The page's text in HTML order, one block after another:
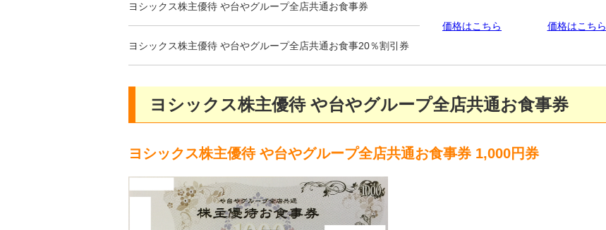
ヨシックス株主優待 や台やグループ全店共通お食事券
価格はこちら
価格はこちら
ヨシックス株主優待 や台やグループ全店共通お食事20％割引券
ヨシックス株主優待 や台やグループ全店共通お食事券
ヨシックス株主優待 や台やグループ全店共通お食事券 1,000円券